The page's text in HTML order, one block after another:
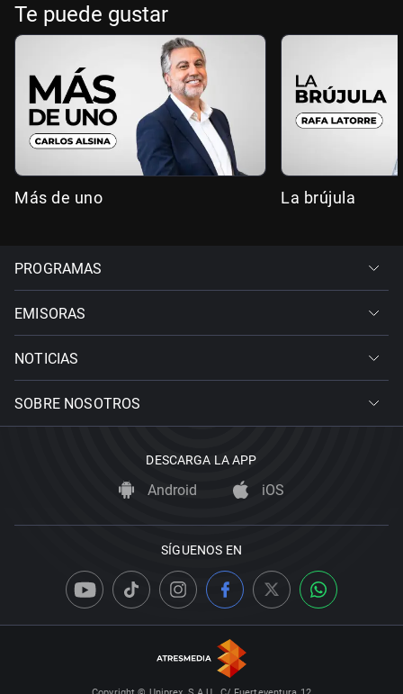
Te puede gustar
Más de uno La brújula
PROGRAMAS
EMISORAS
NOTICIAS
SOBRE NOSOTROS
DESCARGA LA APP
Android iOS
SÍGUENOS EN